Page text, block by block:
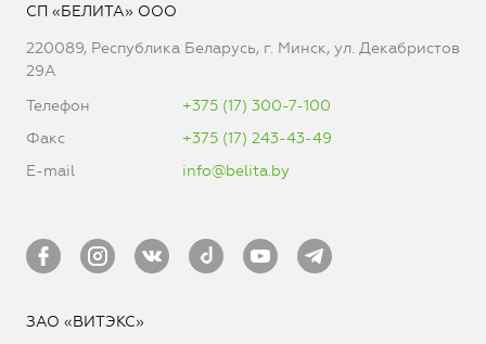
СП «БЕЛИТА» ООО
220089, Республика Беларусь, г. Минск, ул. Декабристов
29А
Телефон
+375 (17) 300-7-100
Факс
+375 (17) 243-43-49
E-mail
info@belita.by
ЗАО «ВИТЭКС»